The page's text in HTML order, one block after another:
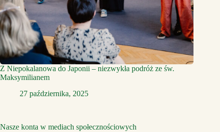
Z Niepokalanowa do Japonii – niezwykła podróż ze św.
Maksymilianem
27 października, 2025
Nasze konta w mediach społecznościowych